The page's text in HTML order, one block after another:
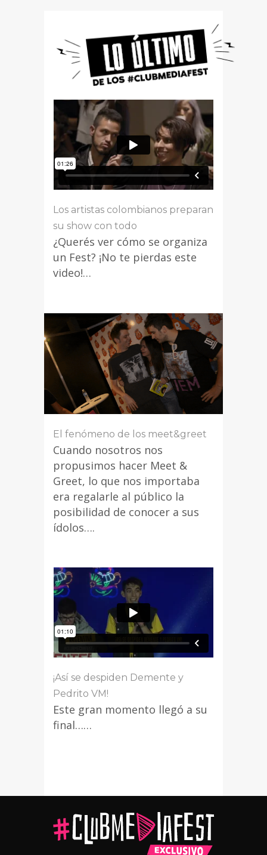
Los artistas colombianos preparan
su show con todo
¿Querés ver cómo se organiza
un Fest? ¡No te pierdas este
video!…
El fenómeno de los meet&greet
Cuando nosotros nos
propusimos hacer Meet &
Greet, lo que nos importaba
era regalarle al público la
posibilidad de conocer a sus
ídolos….
¡Así se despiden Demente y
Pedrito VM!
Este gran momento llegó a su
final……